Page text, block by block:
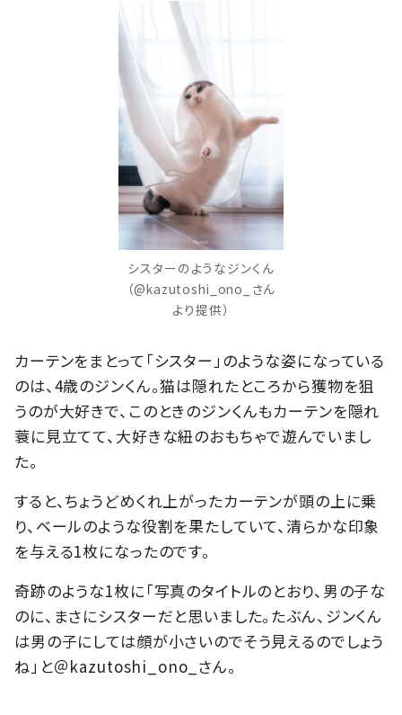
シスターのようなジンくん
（@kazutoshi_ono_さん
より提供）
カーテンをまとって「シスター」のような姿になっている
のは、4歳のジンくん。猫は隠れたところから獲物を狙
うのが大好きで、このときのジンくんもカーテンを隠れ
蓑に見立てて、大好きな紐のおもちゃで遊んでいまし
た。
すると、ちょうどめくれ上がったカーテンが頭の上に乗
り、ベールのような役割を果たしていて、清らかな印象
を与える1枚になったのです。
奇跡のような1枚に「写真のタイトルのとおり、男の子な
のに、まさにシスターだと思いました。たぶん、ジンくん
は男の子にしては顔が小さいのでそう見えるのでしょう
ね」と＠kazutoshi_ono_さん。